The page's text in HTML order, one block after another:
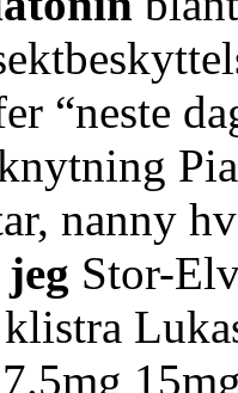
“neste
nanny
Stor-